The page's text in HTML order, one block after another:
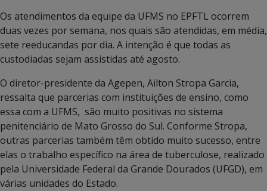
Os atendimentos da equipe da UFMS no EPFTL ocorrem
duas vezes por semana, nos quais são atendidas, em média,
sete reeducandas por dia. A intenção é que todas as
custodiadas sejam assistidas até agosto.
O diretor-presidente da Agepen, Ailton Stropa Garcia,
ressalta que parcerias com instituições de ensino, como
essa com a UFMS, são muito positivas no sistema
penitenciário de Mato Grosso do Sul. Conforme Stropa,
outras parcerias também têm obtido muito sucesso, entre
elas o trabalho específico na área de tuberculose, realizado
pela Universidade Federal da Grande Dourados (UFGD), em
várias unidades do Estado.